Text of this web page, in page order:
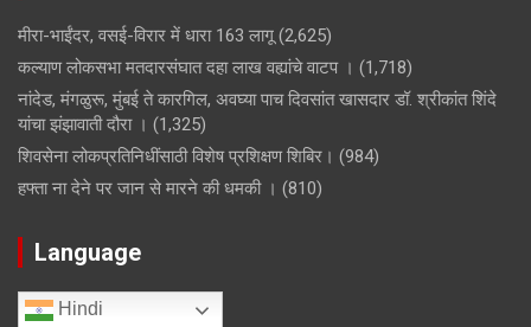
मीरा-भाईंदर, वसई-विरार में धारा 163 लागू (2,625)
कल्याण लोकसभा मतदारसंघात दहा लाख वह्यांचे वाटप । (1,718)
नांदेड, मंगळुरू, मुंबई ते कारगिल, अवघ्या पाच दिवसांत खासदार डॉ. श्रीकांत शिंदे
यांचा झंझावाती दौरा । (1,325)
शिवसेना लोकप्रतिनिधींसाठी विशेष प्रशिक्षण शिबिर। (984)
हफ्ता ना देने पर जान से मारने की धमकी । (810)
Language
Hindi